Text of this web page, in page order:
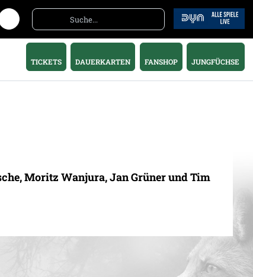
TICKETS DAUERKARTEN FANSHOP JUNGFÜCHSE
Moritz Wanjura, Jan Grüner und Tim